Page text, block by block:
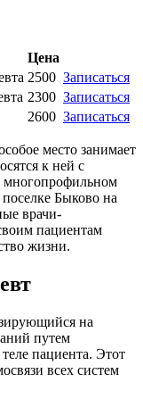
Цена
2500 Записаться
2300 Записаться
2600 Записаться
место занимает
к ней с
многопрофильном
Быково на
врачи-
пациентам
жизни.
на
путем
пациента. Этот
всех систем